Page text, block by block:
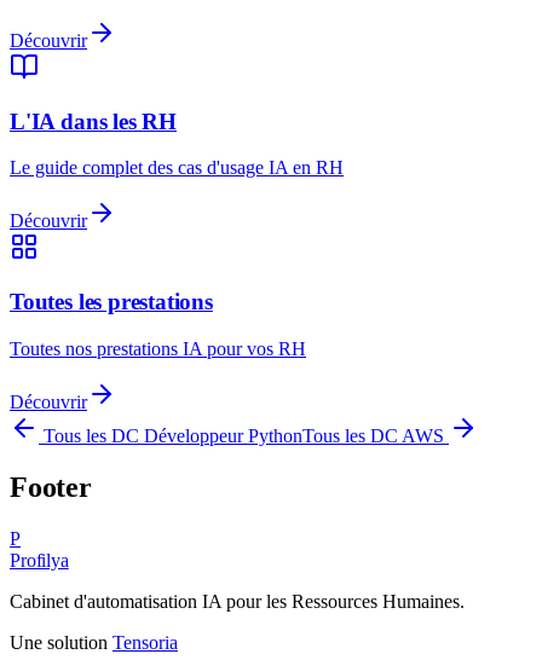
Découvrir
L'IA dans les RH
Le guide complet des cas d'usage IA en RH
Découvrir
Toutes les prestations
Toutes nos prestations IA pour vos RH
Découvrir
Tous les DC Développeur PythonTous les DC AWS
Footer
P
Profilya
Cabinet d'automatisation IA pour les Ressources Humaines.
Une solution Tensoria